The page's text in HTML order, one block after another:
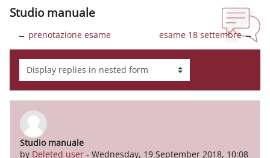
Studio manuale
← prenotazione esame esame 18 settembre →
Display mode
Studio manuale
by Deleted user - Wednesday, 19 September 2018, 10:08
Number of replies: 1